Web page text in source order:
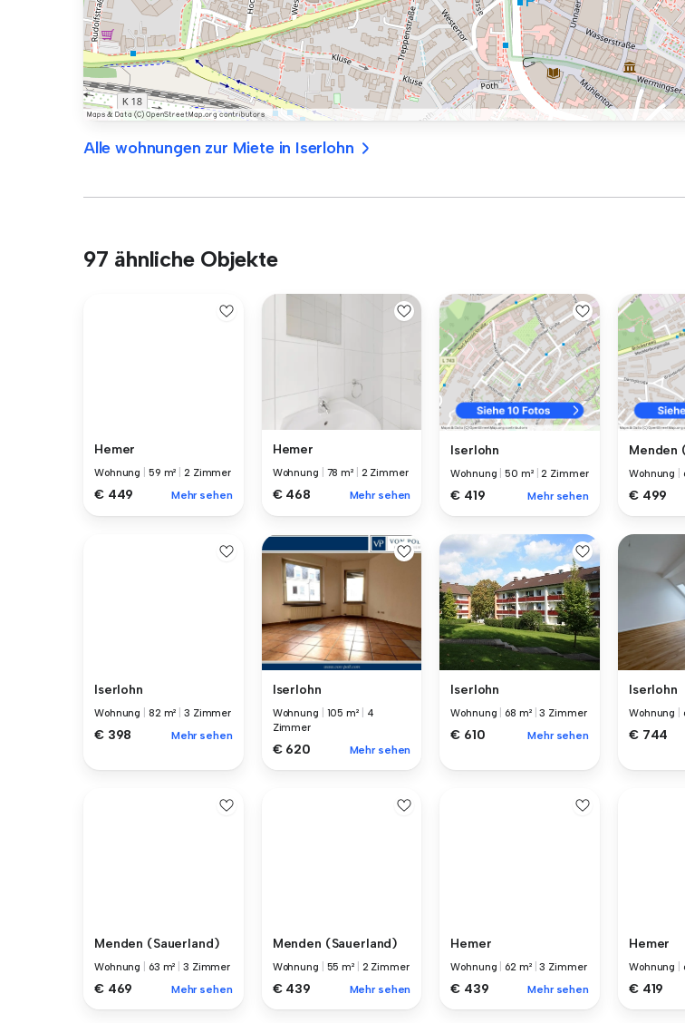
Alle wohnungen zur Miete in Iserlohn
97 ähnliche Objekte
Hemer
Wohnung 59 m² |2 Zimmer
€ 449 Mehr sehen
Hemer
Wohnung 78 m² 2 Zimmer
€ 468 Mehr sehen
Iserlohn
Wohnung |50 m² 2 Zimmer
€ 419 Mehr sehen
Menden
Wohnung
€ 499
Iserlohn
Wohnung 82 m² |3 Zimmer
€ 398 Mehr sehen
Iserlohn
Wohnung 105 m²
4
Zimmer
€ 620 Mehr sehen
Iserlohn
Wohnung 68 m² |3 Zimmer
€ 610 Mehr sehen
Iserlohn
Wohnung
€ 744
Menden (Sauerland)
Wohnung 63 m² |3 Zimmer
€ 469 Mehr sehen
Menden (Sauerland)
Wohnung 55 m² 2 Zimmer
€ 439 Mehr sehen
Hemer
Wohnung 62 m² |3 Zimmer
€ 439 Mehr sehen
Hemer
Wohnung
€ 419